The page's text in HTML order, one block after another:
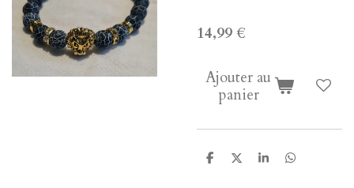
14,99 €
Ajouter au
panier
P
P
P
P